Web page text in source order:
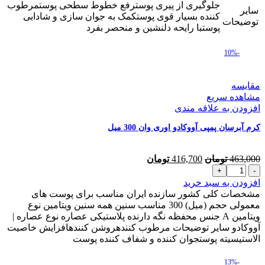
سایر
توضیحات
جلوگیری از پیری پوسترفع خطوط سطحی پوستمرطوب
کننده بسیار قوی پوستکمک به جوان سازی و شادابی
پوستبا رایحه دلنشین و منحصر بفرد
-10%
مقایسه
مشاهده سریع
افزودن به علاقه مندی
کرم آبرسان پمپی آووکادو اوری وان 300 میل
463,000 تومان قیمت
بود.
416,700 تومان
است.
کرم
آبرسان
پمپی
آووکادو
اوری
وان
300
عدد
افزودن به سبد خرید
مشخصات کلی کشور سازنده ایران مناسب برای پوست های
معمولی حجم (میل) 300 مناسب سنین همه سنین ویتامین نوع
ویتامین A جنس محفظه نگه دارنده پلاستیکی عصاره نوع عصاره |
آووکادو سایر توضیحات مرطوب کنندهروشن کنندهافزایش خاصیت
الاستیسیته پوستجوان کننده و شفاف کننده پوست
-13%